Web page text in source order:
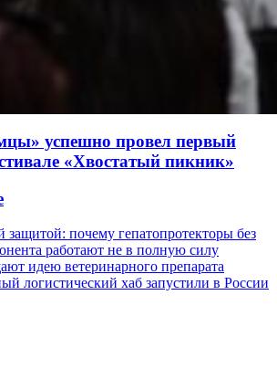
успешно провел первый
«Хвостатый пикник»
почему гепатопротекторы без
работают не в полную силу
идею ветеринарного препарата
логистический хаб запустили в России